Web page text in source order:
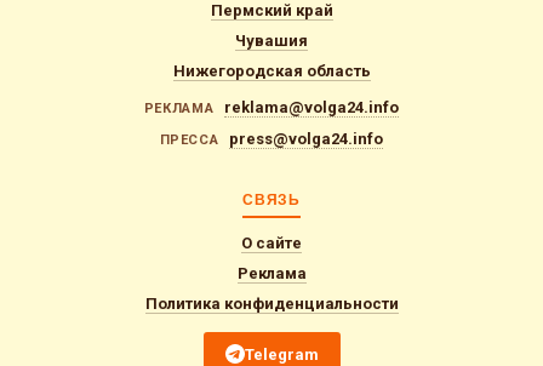
Пермский край
Чувашия
Нижегородская область
РЕКЛАМА reklama@volga24.info
ПРЕССА press@volga24.info
СВЯЗЬ
О сайте
Реклама
Политика конфиденциальности
Telegram